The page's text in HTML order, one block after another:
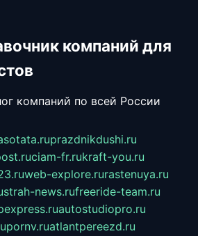
компаний для
компаний по всей России
prazdnikdushi.ru
ciam-fr.rukraft-you.ru
web-explore.rurastenuya.ru
strah-news.rufreeride-team.ru
autostudiopro.ru
pornv.ruatlantpereezd.ru